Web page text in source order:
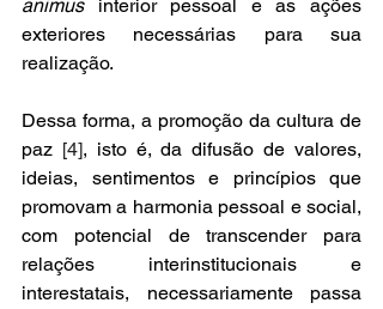
animus interior pessoal e as ações
exteriores necessárias para sua
realização.
Dessa forma, a promoção da cultura de
paz [4], isto é, da difusão de valores,
ideias, sentimentos e princípios que
promovam a harmonia pessoal e social,
com potencial de transcender para
relações interinstitucionais e
interestatais, necessariamente passa